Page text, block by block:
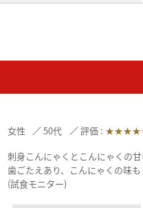
女性 50代 評価 :
刺身こんにゃくとこんにゃくの甘
歯ごたえあり、こんにゃくの味
(試食モニター)